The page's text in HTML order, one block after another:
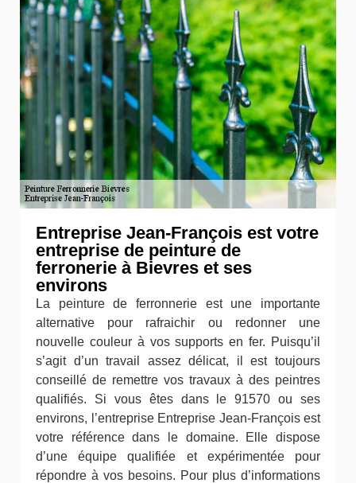
Entreprise Jean-François est votre
entreprise de peinture de
ferronerie à Bievres et ses
environs
La peinture de ferronnerie est une importante
alternative pour rafraichir ou redonner une
nouvelle couleur à vos supports en fer. Puisqu’il
s’agit d’un travail assez délicat, il est toujours
conseillé de remettre vos travaux à des peintres
qualifiés. Si vous êtes dans le 91570 ou ses
environs, l’entreprise Entreprise Jean-François est
votre référence dans le domaine. Elle dispose
d’une équipe qualifiée et expérimentée pour
répondre à vos besoins. Pour plus d’informations